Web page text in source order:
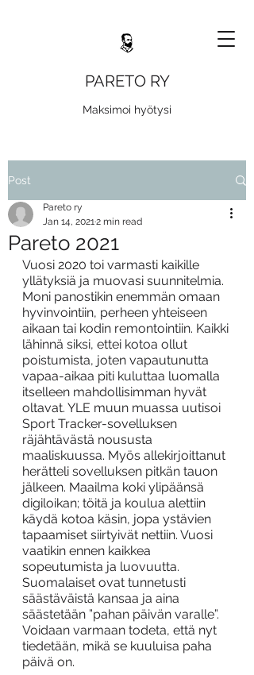
PARETO RY
Maksimoi hyötysi
Post
Pareto 2021
Pareto ry
Jan 14, 20212 min read
Vuosi 2020 toi varmasti kaikille
yllätyksiä ja muovasi suunnitelmia.
Moni panostikin enemmän omaan
hyvinvointiin, perheen yhteiseen
aikaan tai kodin remontointiin. Kaikki
lähinnä siksi, ettei kotoa ollut
poistumista, joten vapautunutta
vapaa-aikaa piti kuluttaa luomalla
itselleen mahdollisimman hyvät
oltavat. YLE muun muassa uutisoi
Sport Tracker-sovelluksen
räjähtävästä noususta
maaliskuussa. Myös allekirjoittanut
herätteli sovelluksen pitkän tauon
jälkeen. Maailma koki ylipäänsä
digiloikan; töitä ja koulua alettiin
käydä kotoa käsin, jopa ystävien
tapaamiset siirtyivät nettiin. Vuosi
vaatikin ennen kaikkea
sopeutumista ja luovuutta.
Suomalaiset ovat tunnetusti
säästäväistä kansaa ja aina
säästetään ”pahan päivän varalle”.
Voidaan varmaan todeta, että nyt
tiedetään, mikä se kuuluisa paha
päivä on.